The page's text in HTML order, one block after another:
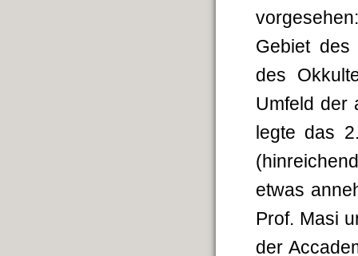
Gebiet des
des
Umfeld der
legte das
etwas
Prof. Masi
der